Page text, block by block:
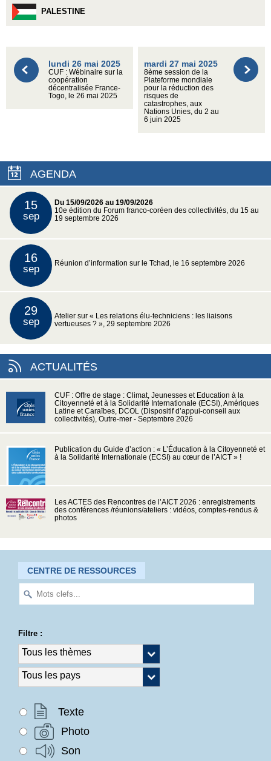
PALESTINE
lundi 26 mai 2025
CUF : Wébinaire sur la
coopération
décentralisée France-
Togo, le 26 mai 2025
mardi 27 mai 2025
8ème session de la
Plateforme mondiale
pour la réduction des
risques de
catastrophes, aux
Nations Unies, du 2 au
6 juin 2025
AGENDA
15
sep
Du 15/09/2026 au 19/09/2026
10e édition du Forum franco-coréen des collectivités, du 15 au
19 septembre 2026
16
sep Réunion d’information sur le Tchad, le 16 septembre 2026
29
sep
Atelier sur « Les relations élu-techniciens : les liaisons
vertueuses ? », 29 septembre 2026
ACTUALITÉS
CUF : Offre de stage : Climat, Jeunesses et Education à la
Citoyenneté et à la Solidarité Internationale (ECSI), Amériques
Latine et Caraïbes, DCOL (Dispositif d’appui-conseil aux
collectivités), Outre-mer - Septembre 2026
Publication du Guide d’action : « L’Éducation à la Citoyenneté et
à la Solidarité Internationale (ECSI) au cœur de l’AICT » !
Les ACTES des Rencontres de l’AICT 2026 : enregistrements
des conférences /réunions/ateliers : vidéos, comptes-rendus &
photos
CENTRE DE RESSOURCES
Filtre :
Texte
Photo
Son